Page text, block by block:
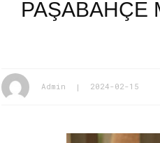
PAŞABAHÇE
Admin 2024-02-15